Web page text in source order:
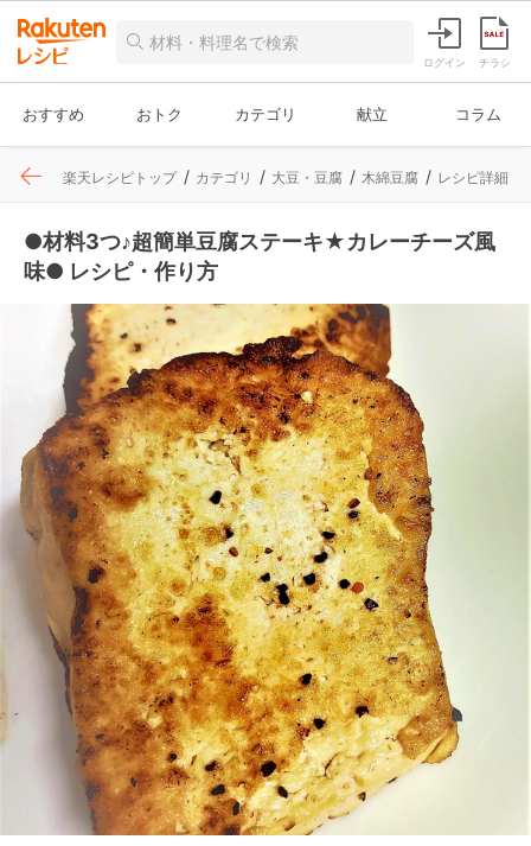
ログイン チラシ
おすすめ おトク カテゴリ 献立 コラム
楽天レシピトップ カテゴリ 大豆・豆腐 木綿豆腐 レシピ詳細
●材料3つ♪超簡単豆腐ステーキ★カレーチーズ風
味● レシピ・作り方